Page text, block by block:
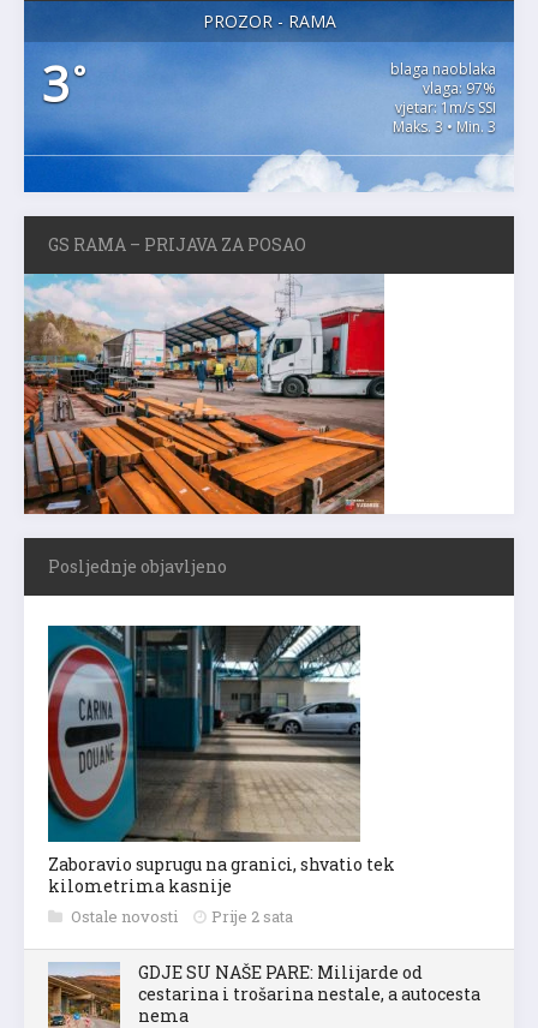
PROZOR - RAMA
3°
blaga naoblaka
vlaga: 97%
vjetar: 1m/s SSI
Maks. 3 • Min. 3
GS RAMA – PRIJAVA ZA POSAO
Posljednje objavljeno
Zaboravio suprugu na granici, shvatio tek
kilometrima kasnije
Ostale novosti Prije 2 sata
GDJE SU NAŠE PARE: Milijarde od
cestarina i trošarina nestale, a autocesta
nema